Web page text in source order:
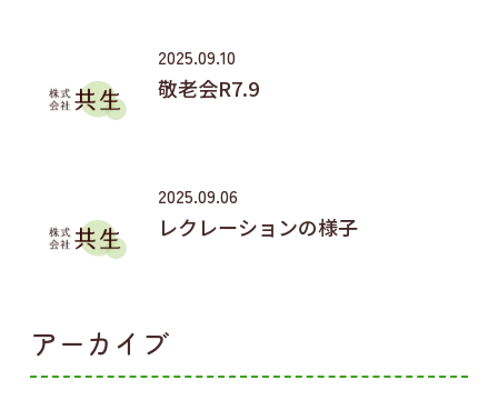
2025.09.10
敬老会R7.9
2025.09.06
レクレーションの様子
アーカイブ